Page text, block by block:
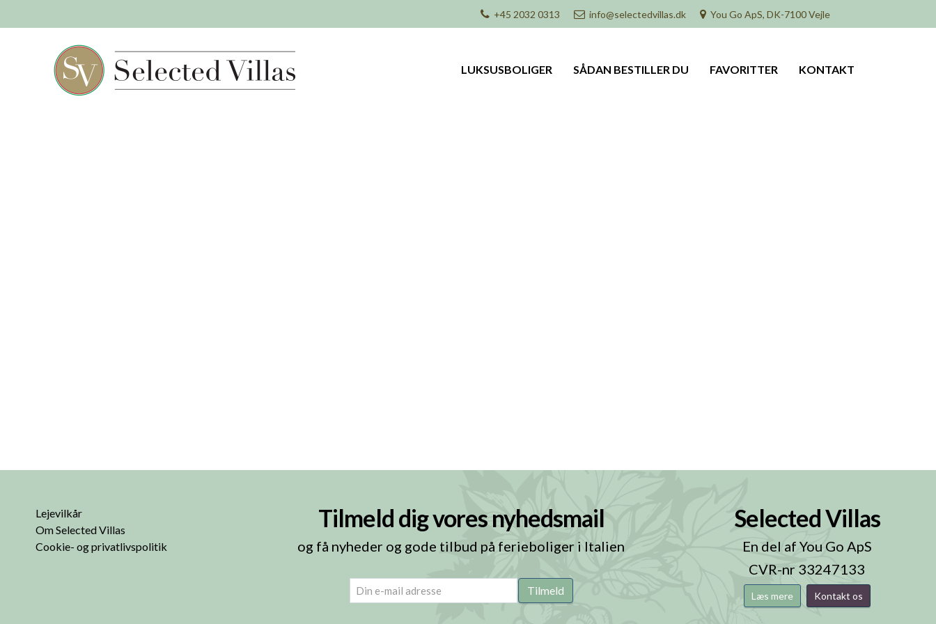
+45 2032 0313 info@selectedvillas.dk You Go ApS, DK-7100 Vejle
LUKSUSBOLIGER SÅDAN BESTILLER DU FAVORITTER KONTAKT
Lejevilkår
Om Selected Villas
Cookie- og privatlivspolitik
Tilmeld dig vores nyhedsmail
og få nyheder og gode tilbud på ferieboliger i Italien
email (Påkrævet) Tilmeld
Selected Villas
En del af You Go ApS
CVR-nr 33247133
Læs mere Kontakt os